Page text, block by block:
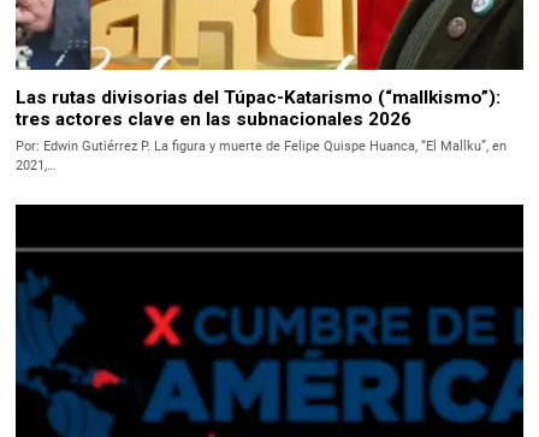
Las rutas divisorias del Túpac-Katarismo (“mallkismo”):
tres actores clave en las subnacionales 2026
Por: Edwin Gutiérrez P. La figura y muerte de Felipe Quispe Huanca, “El Mallku”, en
2021,…